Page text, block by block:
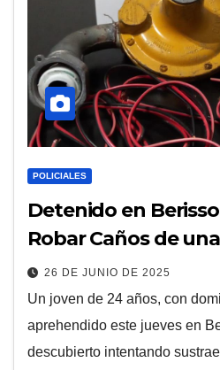
POLICIALES
Detenido en
Robar Caños de
26 DE JUNIO DE 2025
Un joven de 24 años, con
aprehendido este jueves en
descubierto intentando